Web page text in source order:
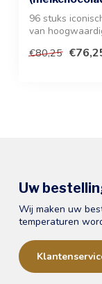
96 stuks
van
€80,25
Uw
Wij maken uw
temperaturen